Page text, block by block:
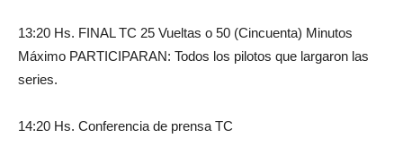
13:20 Hs. FINAL TC 25 Vueltas o 50 (Cincuenta) Minutos
Máximo PARTICIPARAN: Todos los pilotos que largaron las
series.
14:20 Hs. Conferencia de prensa TC